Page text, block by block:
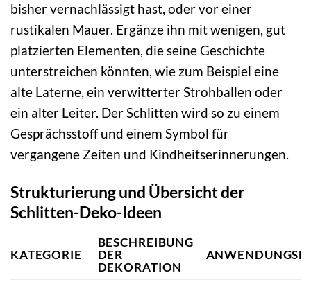
bisher vernachlässigt hast, oder vor einer
rustikalen Mauer. Ergänze ihn mit wenigen, gut
platzierten Elementen, die seine Geschichte
unterstreichen könnten, wie zum Beispiel eine
alte Laterne, ein verwitterter Strohballen oder
ein alter Leiter. Der Schlitten wird so zu einem
Gesprächsstoff und einem Symbol für
vergangene Zeiten und Kindheitserinnerungen.
Strukturierung und Übersicht der
Schlitten-Deko-Ideen
KATEGORIE
BESCHREIBUNG
DER
DEKORATION